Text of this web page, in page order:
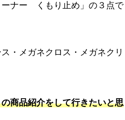
ーナー くもり止め」の３点で
・メガネクロス・メガネクリ
の商品紹介をして行きたいと思